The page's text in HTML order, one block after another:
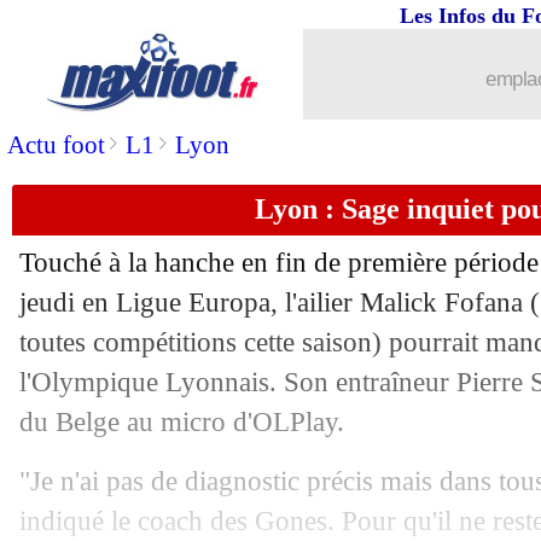
Actu foot> L1 > Lyon
Les Infos du
Lyon : Sage inquiet
Touché à la hanche en fin de première
jeudi en Ligue Europa, l'ailier Malick Fofana
toutes compétitions cette saison) pourrait
l'Olympique Lyonnais. Son entraîneur Pierre
du Belge au micro d'OLPlay.
"Je n'ai pas de diagnostic précis mais dans
indiqué le coach des Gones. Pour qu'il ne
OM: Koné sur le départ !
24/01 Monaco
24/01 Montpellier: Gasset confirme la
24/01 Dortmund : la réponse sèche de Van
24/01 PSG: L. Enrique - "Kvaratskhelia est
24/01 Bayern: coup dur pour Davies
24/01 Barça: Gerard Martin prolonge